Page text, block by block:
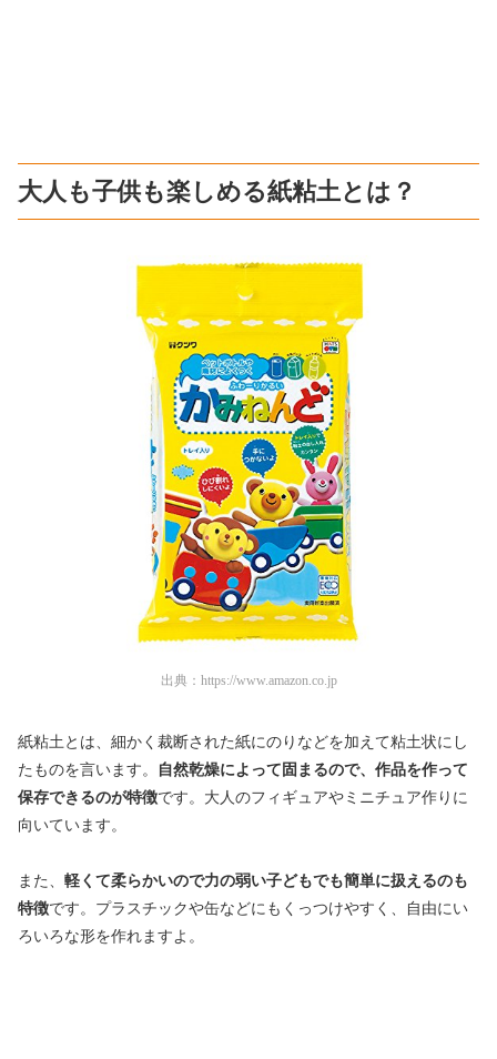
大人も子供も楽しめる紙粘土とは？
出典： https://www.amazon.co.jp
紙粘土とは、細かく裁断された紙にのりなどを加えて粘土状にし
たものを言います。
自然乾燥によって固まるので、作品を作って
保存できるのが特徴です。大人のフィギュアやミニチュア作りに
向いています。
また、 軽くて柔らかいので力の弱い子どもでも簡単に扱えるのも
特徴です。プラスチックや缶などにもくっつけやすく、自由にい
ろいろな形を作れますよ。